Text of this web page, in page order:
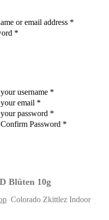
or email address *
*
username *
email *
password *
Password *
Blüten 10g
Colorado Zkittlez Indoor